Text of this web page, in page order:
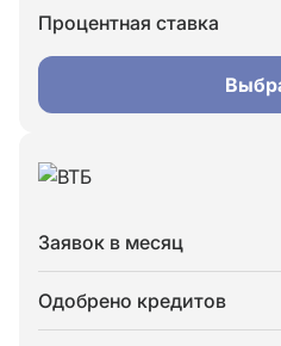
Процентная ставка
Заявок в месяц
Одобрено кредитов